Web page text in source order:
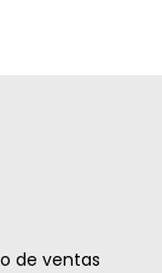
de ventas